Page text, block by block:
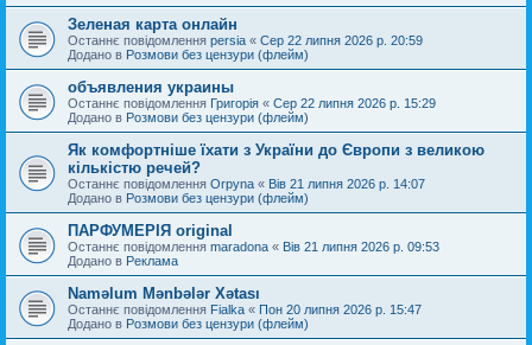
Зеленая карта онлайн
Останнє повідомлення persia « Сер 22 липня 2026 р. 20:59
Додано в Розмови без цензури (флейм)
объявления украины
Останнє повідомлення Григорія « Сер 22 липня 2026 р. 15:29
Додано в Розмови без цензури (флейм)
Як комфортніше їхати з України до Європи з великою
кількістю речей?
Останнє повідомлення Orpyna « Вів 21 липня 2026 р. 14:07
Додано в Розмови без цензури (флейм)
ПАРФУМЕРІЯ original
Останнє повідомлення maradona « Вів 21 липня 2026 р. 09:53
Додано в Реклама
Naməlum Mənbələr Xətası
Останнє повідомлення Fialka « Пон 20 липня 2026 р. 15:47
Додано в Розмови без цензури (флейм)